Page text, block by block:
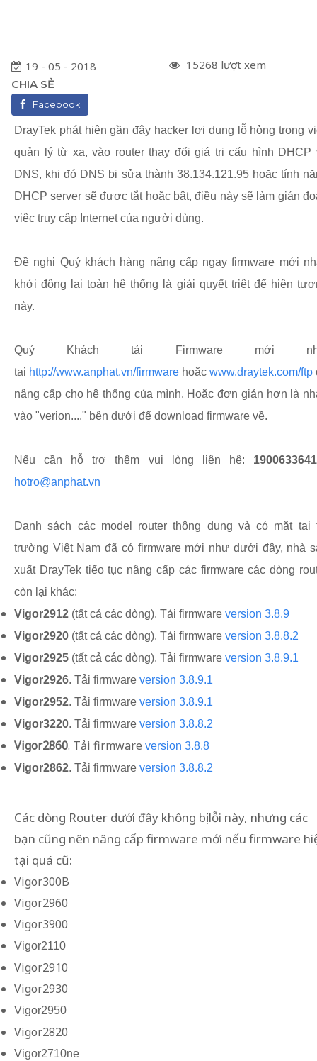
19 - 05 - 2018 15268 lượt xem
CHIA SẺ
Facebook
DrayTek phát hiện gần đây hacker lợi dụng lỗ hỏng trong
quản lý từ xa, vào router thay đổi giá trị cấu hình DHCP
DNS, khi đó DNS bị sửa thành 38.134.121.95 hoặc tính
DHCP server sẽ được tắt hoặc bật, điều này sẽ làm gián
việc truy cập Internet của người dùng.
Đề nghị Quý khách hàng nâng cấp ngay firmware mới
khởi động lại toàn hệ thống là giải quyết triệt để hiện
này.
Quý Khách tải Firmware mới
tại http://www.anphat.vn/firmware hoặc www.draytek.com/ftp
nâng cấp cho hệ thống của mình. Hoặc đơn giản hơn là
vào "verion...." bên dưới để download firmware về.
Nếu cần hỗ trợ thêm vui lòng liên hệ: 1900633641
hotro@anphat.vn
Danh sách các model router thông dụng và có mặt tại
trường Việt Nam đã có firmware mới như dưới đây, nhà
xuất DrayTek tiếo tục nâng cấp các firmware các dòng
còn lại khác:
Vigor2912 (tất cả các dòng). Tải firmware version 3.8.9
Vigor2920 (tất cả các dòng). Tải firmware version 3.8.8.2
Vigor2925 (tất cả các dòng). Tải firmware version 3.8.9.1
Vigor2926. Tải firmware version 3.8.9.1
Vigor2952. Tải firmware version 3.8.9.1
Vigor3220. Tải firmware version 3.8.8.2
Vigor2860. Tải firmware version 3.8.8
Vigor2862. Tải firmware version 3.8.8.2
Các dòng Router dưới đây không bị lỗi này, nhưng các
bạn cũng nên nâng cấp firmware mới nếu firmware
tại quá cũ:
Vigor300B
Vigor2960
Vigor3900
Vigor2110
Vigor2910
Vigor2930
Vigor2950
Vigor2820
Vigor2710ne